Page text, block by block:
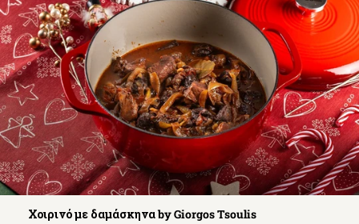
Χοιρινό με δαμάσκηνα by Giorgos Tsoulis